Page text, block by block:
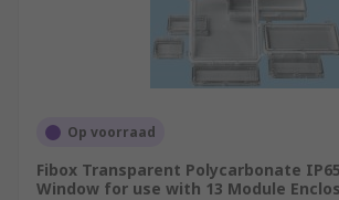
Op voorraad
Fibox Transparent Polycarbonate
Window for use with 13 Module